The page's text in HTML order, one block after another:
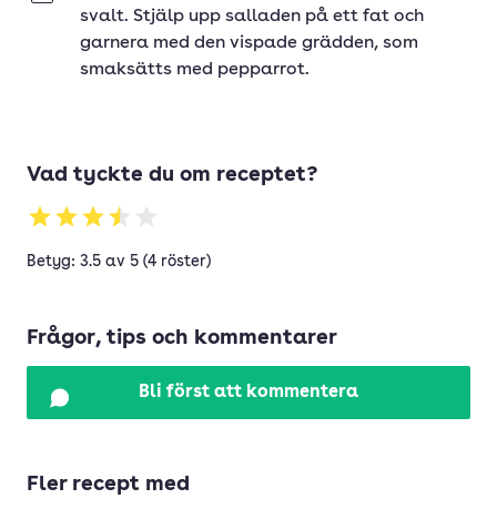
svalt. Stjälp upp salladen på ett fat och
garnera med den vispade grädden, som
smaksätts med pepparrot.
Vad tyckte du om receptet?
Betyg: 3.5 av 5 (4 röster)
Frågor, tips och kommentarer
Bli först att kommentera
Fler recept med